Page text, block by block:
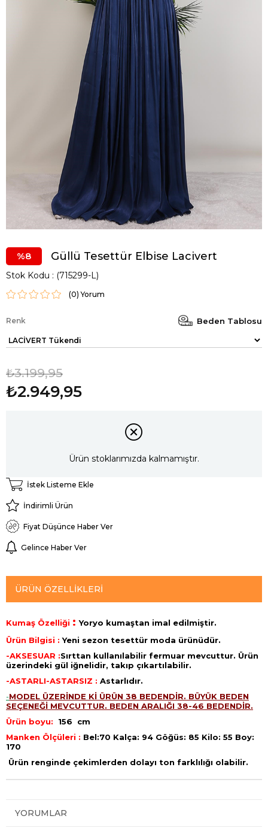
8 Güllü Tesettür Elbise Lacivert
Stok Kodu (715299-L)
(0)
Renk Beden Tablosu
₺3.199,95
₺2.949,95
Ürün stoklarımızda kalmamıştır.
İstek Listeme Ekle
İndirimli Ürün
Fiyat Düşünce Haber Ver
Gelince Haber Ver
ÜRÜN ÖZELLIKLERI
Kumaş Özelliği : Yoryo kumaştan imal edilmiştir.
Ürün Bilgisi :Yeni sezon tesettür moda ürünüdür.
-AKSESUAR :Sırttan kullanılabilir fermuar mevcuttur. Ürün
üzerindeki gül iğnelidir, takıp çıkartılabilir.
-ASTARLI-ASTARSIZ : Astarlıdır.
-MODEL ÜZERİNDE Kİ ÜRÜN 38 BEDENDİR. BÜYÜK BEDEN
SEÇENEĞİ MEVCUTTUR. BEDEN ARALIĞI 38-46 BEDENDİR.
Ürün boyu:
156 cm
Manken Ölçüleri : Bel:70 Kalça: 94 Göğüs: 85 Kilo: 55 Boy:
170
Ürün renginde çekimlerden dolayı ton farklılığı olabilir.
YORUMLAR